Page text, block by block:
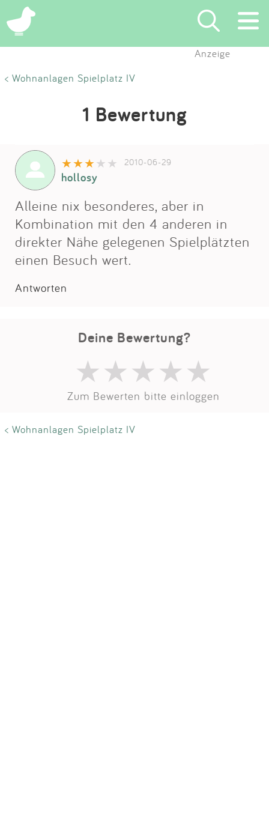
Suchen
Eintragen
Partner
Kontakt
Impressum
Anzeige
< Wohnanlagen Spielplatz IV
1 Bewertung
2010-06-29
hollosy
Alleine nix besonderes, aber in
Kombination mit den 4 anderen in
direkter Nähe gelegenen Spielplätzten
einen Besuch wert.
Antworten
Deine Bewertung?
Zum Bewerten bitte einloggen
< Wohnanlagen Spielplatz IV